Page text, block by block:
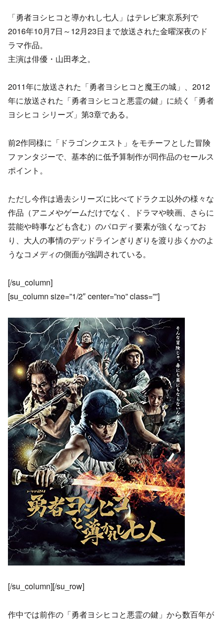
「勇者ヨシヒコと導かれし七人」はテレビ東京系列で
2016年10月7日～12月23日まで放送された金曜深夜のド
ラマ作品。
主演は俳優・山田孝之。
2011年に放送された「勇者ヨシヒコと魔王の城」、2012
年に放送された「勇者ヨシヒコと悪霊の鍵」に続く「勇者
ヨシヒコ シリーズ」第3章である。
前2作同様に「ドラゴンクエスト」をモチーフとした冒険
ファンタジーで、基本的に低予算制作が同作品のセールス
ポイント。
ただし今作は過去シリーズに比べてドラクエ以外の様々な
作品（アニメやゲームだけでなく、ドラマや映画、さらに
芸能や時事なども含む）のパロディ要素が強くなってお
り、大人の事情のデッドラインぎりぎりを渡り歩くかのよ
うなコメディの側面が強調されている。
[/su_column]
[su_column size=”1/2″ center=”no” class=””]
[/su_column][/su_row]
作中では前作の「勇者ヨシヒコと悪霊の鍵」から数百年が